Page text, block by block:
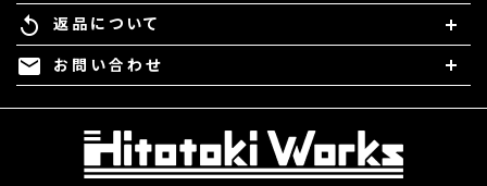
replay 返品について
mail お問い合わせ